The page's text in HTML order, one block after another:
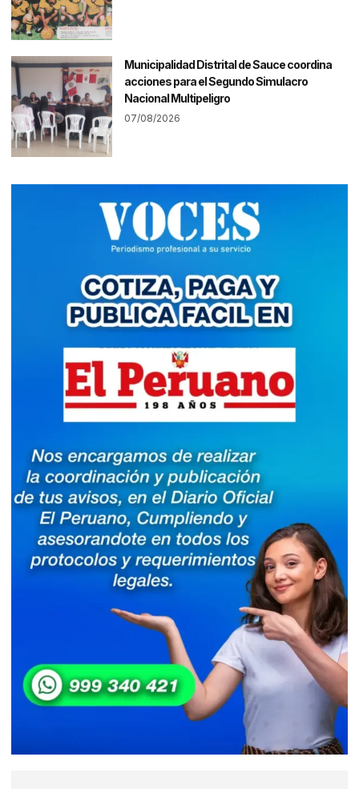
Municipalidad Distrital de Sauce coordina
acciones para el Segundo Simulacro
Nacional Multipeligro
07/08/2026